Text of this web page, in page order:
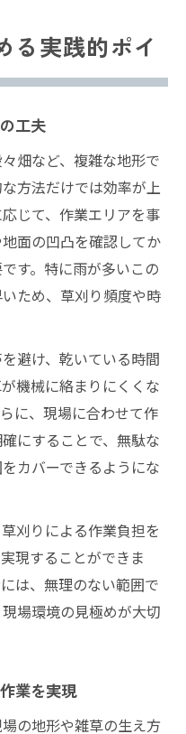
る実践的ポイ
工夫
畑など、複雑な地形で
方法だけでは効率が上
じて、作業エリアを事
面の凹凸を確認してか
す。特に雨が多いこの
ため、草刈り頻度や時
避け、乾いている時間
機械に絡まりにくくな
に、現場に合わせて作
にすることで、無駄な
カバーできるようにな
刈りによる作業負担を
現することができま
は、無理のない範囲で
場環境の見極めが大切
業を実現
の地形や雑草の生え方